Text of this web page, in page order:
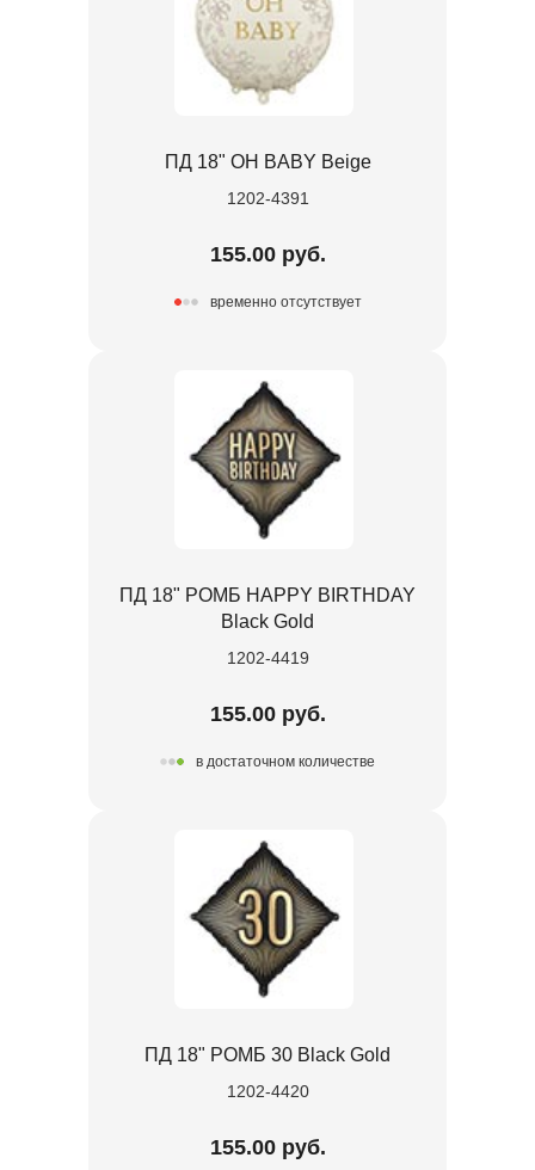
ПД 18" OH BABY Beige
1202-4391
155.00 руб.
временно отсутствует
ПД 18" РОМБ HAPPY BIRTHDAY
Black Gold
1202-4419
155.00 руб.
в достаточном количестве
ПД 18" РОМБ 30 Black Gold
1202-4420
155.00 руб.